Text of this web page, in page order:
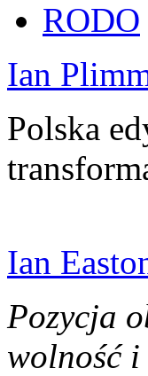
RODO
Ian
Polska
Ian
Pozycja
wolność i